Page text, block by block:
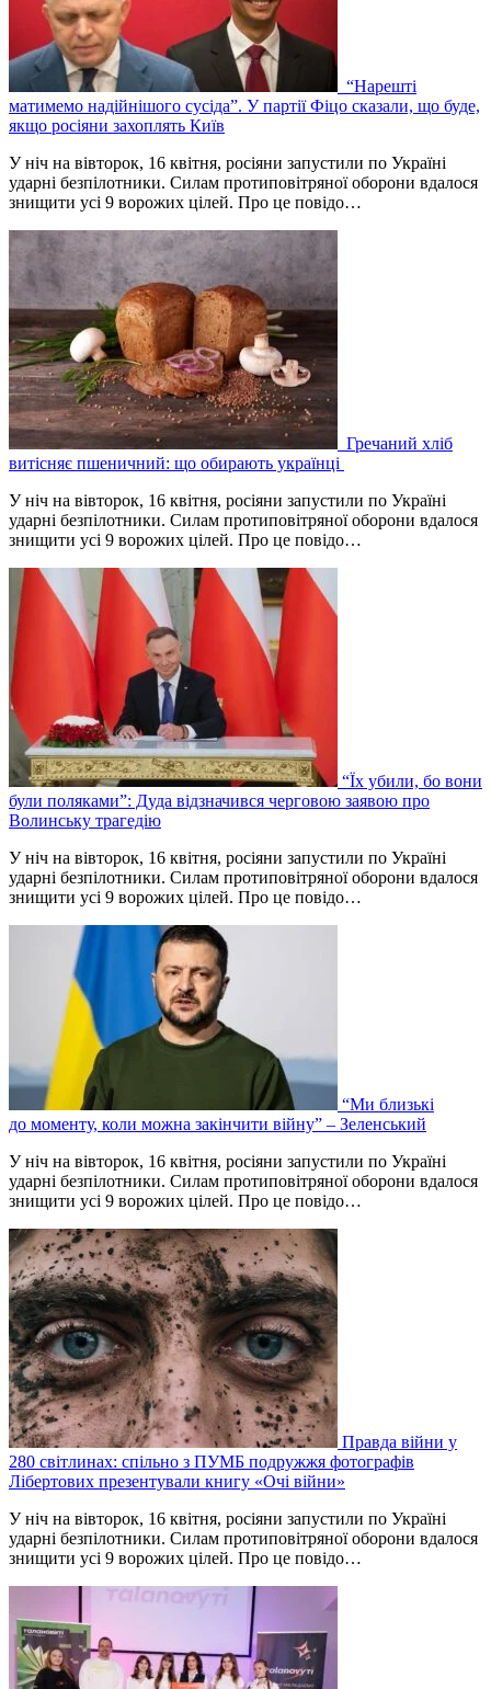
“Нарешті
матимемо надійнішого сусіда”. У партії Фіцо сказали, що буде,
якщо росіяни захоплять Київ
У ніч на вівторок, 16 квітня, росіяни запустили по Україні
ударні безпілотники. Силам протиповітряної оборони вдалося
знищити усі 9 ворожих цілей. Про це повідо…
Гречаний хліб
витісняє пшеничний: що обирають українці
У ніч на вівторок, 16 квітня, росіяни запустили по Україні
ударні безпілотники. Силам протиповітряної оборони вдалося
знищити усі 9 ворожих цілей. Про це повідо…
“Їх убили, бо вони
були поляками”: Дуда відзначився черговою заявою про
Волинську трагедію
У ніч на вівторок, 16 квітня, росіяни запустили по Україні
ударні безпілотники. Силам протиповітряної оборони вдалося
знищити усі 9 ворожих цілей. Про це повідо…
“Ми близькі
до моменту, коли можна закінчити війну” – Зеленський
У ніч на вівторок, 16 квітня, росіяни запустили по Україні
ударні безпілотники. Силам протиповітряної оборони вдалося
знищити усі 9 ворожих цілей. Про це повідо…
Правда війни у
280 світлинах: спільно з ПУМБ подружжя фотографів
Лібертових презентували книгу «Очі війни»
У ніч на вівторок, 16 квітня, росіяни запустили по Україні
ударні безпілотники. Силам протиповітряної оборони вдалося
знищити усі 9 ворожих цілей. Про це повідо…